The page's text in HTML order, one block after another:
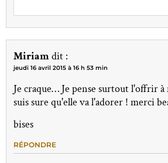
Miriamdit :
jeudi 16 avril 2015 à 16 h 53 min
Je craque… Je pense surtout l'offrir à
suis sure qu'elle va l'adorer ! merci
bises
RÉPONDRE